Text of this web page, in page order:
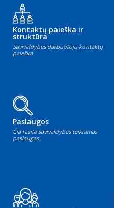
Kontaktų paieška ir
struktūra
Savivaldybės darbuotojų kontaktų
paieška
Paslaugos
Čia rasite savivaldybės teikiamas
paslaugas